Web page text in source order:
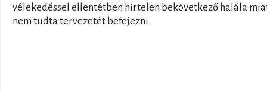
vélekedéssel ellentétben hirtelen bekövetkező halála
nem tudta tervezetét befejezni.